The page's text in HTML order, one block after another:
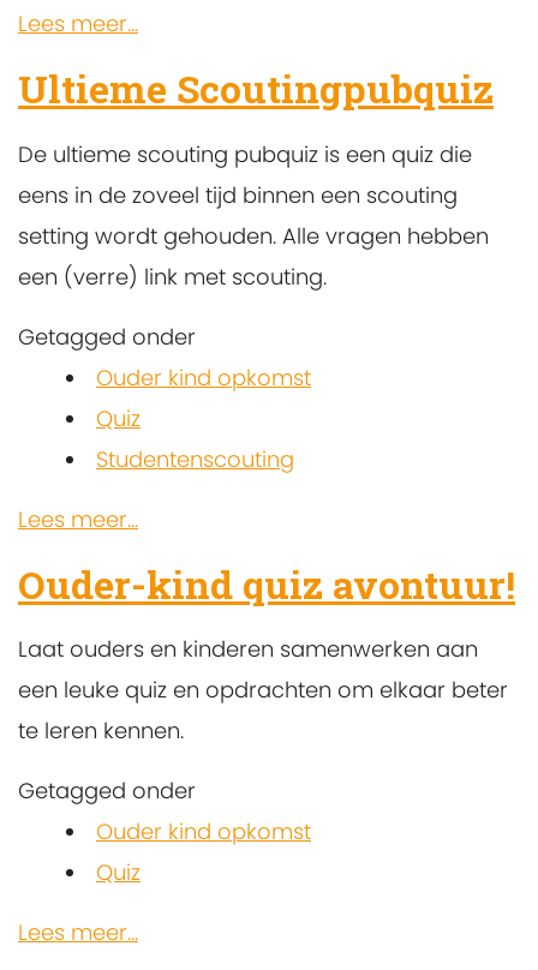
Lees meer...
Ultieme Scoutingpubquiz
De ultieme scouting pubquiz is een quiz die
eens in de zoveel tijd binnen een scouting
setting wordt gehouden. Alle vragen hebben
een (verre) link met scouting.
Getagged onder
Ouder kind opkomst
Quiz
Studentenscouting
Lees meer...
Ouder-kind quiz avontuur!
Laat ouders en kinderen samenwerken aan
een leuke quiz en opdrachten om elkaar beter
te leren kennen.
Getagged onder
Ouder kind opkomst
Quiz
Lees meer...